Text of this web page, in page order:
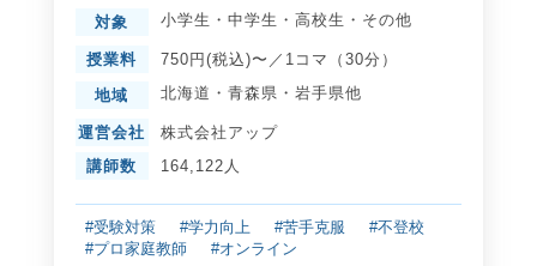
対象 小学生 ・ 中学生 ・ 高校生 ・ その他
授業料 750円(税込)〜／1コマ（30分）
地域 北海道 ・ 青森県 ・ 岩手県他
運営会社
株式会社アップ
講師数
164,122人
#受験対策 #学力向上 #苦手克服
#不登校
#プロ家庭教師
#オンライン